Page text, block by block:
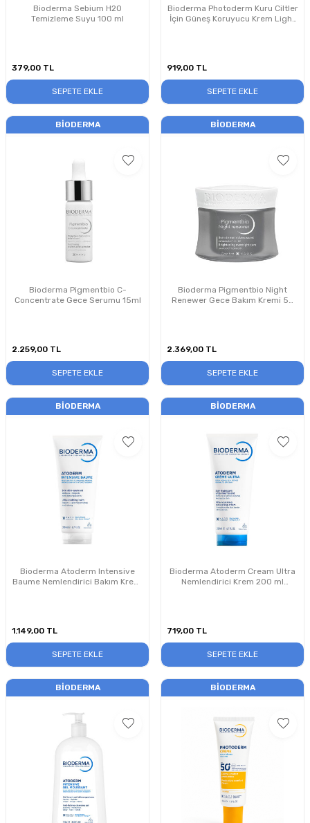
Bioderma Sebium H2O
Temizleme Suyu 100 ml
379,00 TL
SEPETE EKLE
Bioderma Photoderm Kuru Ciltler
İçin Güneş Koruyucu Krem Light
919,00 TL
SEPETE EKLE
BIODERMA
Bioderma Pigmentbio C-
Concentrate Gece Serumu 15ml
2.259,00 TL
SEPETE EKLE
BIODERMA
Bioderma Pigmentbio Night
Renewer Gece Bakım Kremi 50
2.369,00 TL
SEPETE EKLE
BIODERMA
Bioderma Atoderm Intensive
Baume Nemlendirici Bakım Kremi
1.149,00 TL
SEPETE EKLE
BIODERMA
Bioderma Atoderm Cream Ultra
Nemlendirici Krem 200 ml
719,00 TL
SEPETE EKLE
BIODERMA BIODERMA